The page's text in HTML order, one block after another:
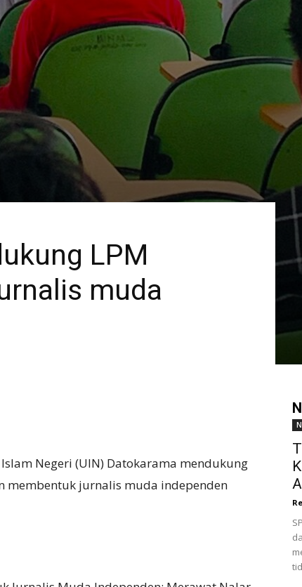
LPM
muda
Negeri (UIN) Datokarama mendukung
membentuk jurnalis muda independen